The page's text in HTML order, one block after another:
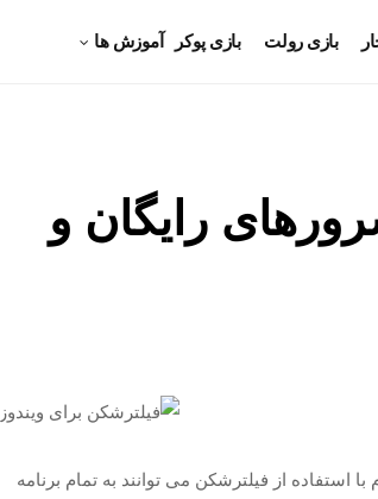
بازی رولت بازی پوکر آموزش ها
رایگان و
استفاده از فیلترشکن می توانند به تمام برنامه